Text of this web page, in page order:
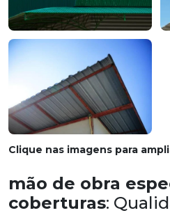
Clique nas imagens para
mão de obra
coberturas: